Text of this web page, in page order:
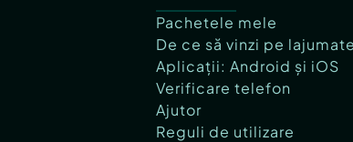
Pachetele mele
De ce să vinzi pe
Aplicații: Android și iOS
Verificare telefon
Ajutor
Reguli de utilizare